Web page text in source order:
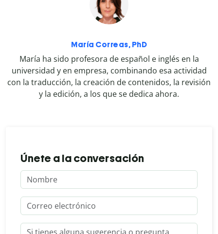
María Correas, PhD
María ha sido profesora de español e inglés en la
universidad y en empresa, combinando esa actividad
con la traducción, la creación de contenidos, la revisión
y la edición, a los que se dedica ahora.
Únete a la conversación